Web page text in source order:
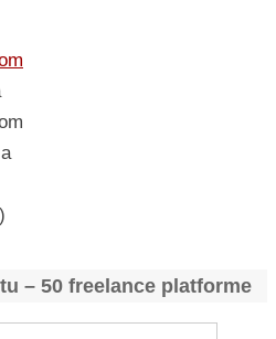
– 50 freelance platforme